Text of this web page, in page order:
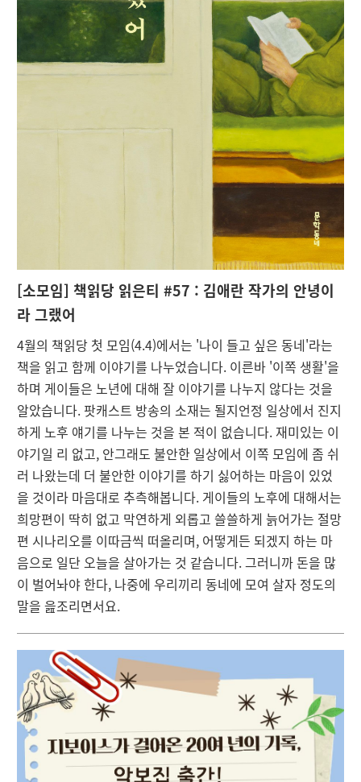
[소모임] 책읽당 읽은티 #57 : 김애란 작가의 안녕이
라 그랬어
4월의 책읽당 첫 모임(4.4)에서는 '나이 들고 싶은 동네'라는
책을 읽고 함께 이야기를 나누었습니다. 이른바 '이쪽 생활'을
하며 게이들은 노년에 대해 잘 이야기를 나누지 않다는 것을
알았습니다. 팟캐스트 방송의 소재는 될지언정 일상에서 진지
하게 노후 얘기를 나누는 것을 본 적이 없습니다. 재미있는 이
야기일 리 없고, 안그래도 불안한 일상에서 이쪽 모임에 좀 쉬
러 나왔는데 더 불안한 이야기를 하기 싫어하는 마음이 있었
을 것이라 마음대로 추측해봅니다. 게이들의 노후에 대해서는
희망편이 딱히 없고 막연하게 외롭고 쓸쓸하게 늙어가는 절망
편 시나리오를 이따금씩 떠올리며, 어떻게든 되겠지 하는 마
음으로 일단 오늘을 살아가는 것 같습니다. 그러니까 돈을 많
이 벌어놔야 한다, 나중에 우리끼리 동네에 모여 살자 정도의
말을 읊조리면서요.